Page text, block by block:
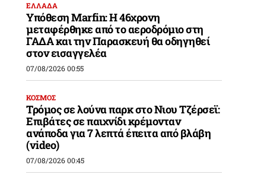
ΕΛΛΑΔΑ
Υπόθεση Marfin: Η 46χρονη
μεταφέρθηκε από το αεροδρόμιο στη
ΓΑΔΑ και την Παρασκευή θα οδηγηθεί
στον εισαγγελέα
07/08/2026 00:55
ΚΟΣΜΟΣ
Τρόμος σε λούνα παρκ στο Νιου Τζέρσεϊ:
Επιβάτες σε παιχνίδι κρέμονταν
ανάποδα για 7 λεπτά έπειτα από βλάβη
(video)
07/08/2026 00:45